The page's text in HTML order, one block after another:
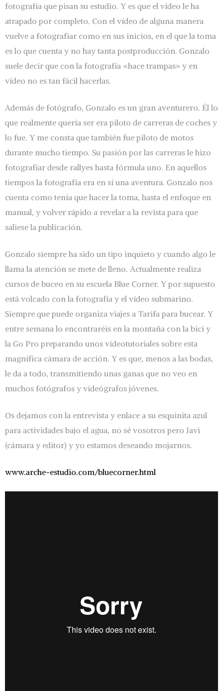
fotografía que pisan su estudio. Y es que el vídeo le ha
atrapado por completo. Con el vídeo de alguna manera
vuelve a fotografiar como en sus inicios, en el que la toma
es lo que cuenta y no hay tanta postproducción. Gonzalo
suele decir que con la fotografía «hace trampas» y en
vídeo no es tan fácil hacerlas.
Además de fotógrafo, Gonzalo es un gran aventurero. Él lo
que realmente quería ser era piloto de carreras de coches y
lo fue. Y me consta que también fue piloto de motos
durante mucho tiempo. Su pasión por las carreras le hizo
fotografiar desde rallyes hasta fórmula uno. En aquellos
tiempos la fotografía era en sí una aventura. Gonzalo nos
cuenta como tenía que hacer la toma, hasta el enfoque en
manual, y volver rápido a revelar a la revista para que
saliese la publicación.
Gonzalo siempre ha sido un tipo inquieto y cuando algo le
llama la atención se mete de lleno. Actualmente realiza
cursos de buceo en su escuela Blue Corner. Y por supuesto
está volcado con la fotografía y el vídeo submarino.
Siempre que puede organiza viajes a Tarifa para bucear. Y
entre semana lo encontraréis en la montaña con la bici y
la Go Pro preparando unos videotutoriales sobre esta
magnífica cámara de acción. Y es que, menos a las bodas,
le da a todo, transmitiendo unas ganas que no veo en
muchos fotógrafos y videógrafos jóvenes.
Os dejamos con la entrevista y enlace a su esquinita azul
para actividades bajo el agua, no sé vosotros pero Javi
(cámara y editor) y yo estamos deseando mojarnos.
www.arche-estudio.com/bluecorner.html